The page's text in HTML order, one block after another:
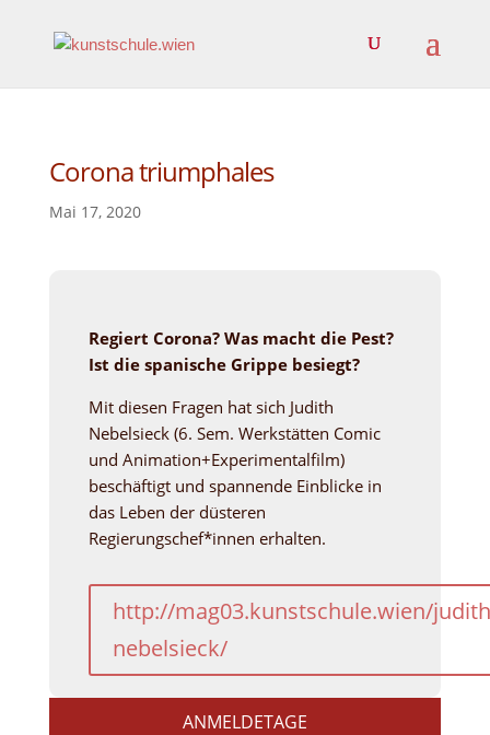
Corona triumphales
Mai 17, 2020
Regiert Corona? Was macht die Pest?
Ist die spanische Grippe besiegt?
Mit diesen Fragen hat sich Judith
Nebelsieck (6. Sem. Werkstätten Comic
und Animation+Experimentalfilm)
beschäftigt und spannende Einblicke in
das Leben der düsteren
Regierungschef*innen erhalten.
http://mag03.kunstschule.wien/
nebelsieck/
ANMELDETAGE